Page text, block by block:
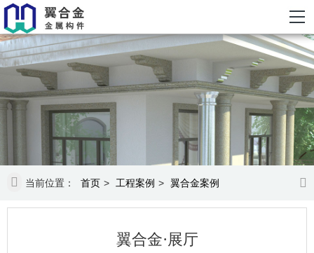
当前位置： 首页 > 工程案例 > 翼合金案例
翼合金·展厅